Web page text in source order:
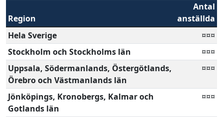
Region
Antal
anställda
Hela Sverige
¤¤¤
Stockholm och Stockholms län
¤¤¤
Uppsala, Södermanlands, Östergötlands,
Örebro och Västmanlands län
¤¤¤
Jönköpings, Kronobergs, Kalmar och
Gotlands län
¤¤¤